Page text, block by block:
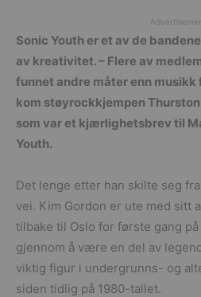
Sonic Youth er et av de
av kreativitet. – Flere av
funnet andre måter enn musikk
kom støyrockkjempen
som var et kjærlighetsbrev til
Youth.
Det lenge etter han skilte seg
vei. Kim Gordon er ute med sitt
tilbake til Oslo for første gang på
gjennom å være en del av
viktig figur i undergrunns- og
siden tidlig på 1980-tallet.